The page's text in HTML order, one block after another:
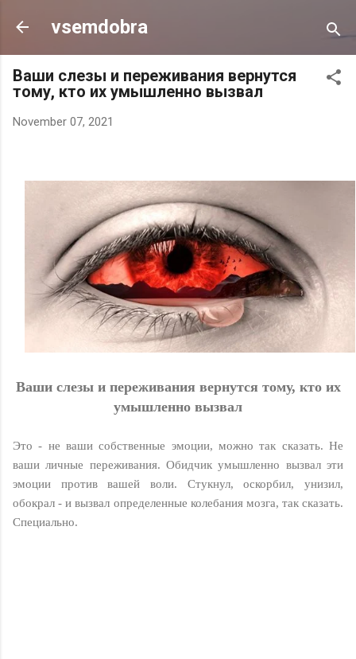
Skip to main content
vsemdobra
Ваши слезы и переживания вернутся
тому, кто их умышленно вызвал
November 07, 2021
Ваши слезы и переживания вернутся тому, кто их
умышленно вызвал
Это - не ваши собственные эмоции, можно так сказать. Не
ваши личные переживания. Обидчик умышленно вызвал эти
эмоции против вашей воли. Стукнул, оскорбил, унизил,
обокрал - и вызвал определенные колебания мозга, так сказать.
Специально.